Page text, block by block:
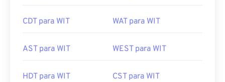
CDT para WIT WAT para WIT
AST para WIT WEST para WIT
HDT para WIT CST para WIT